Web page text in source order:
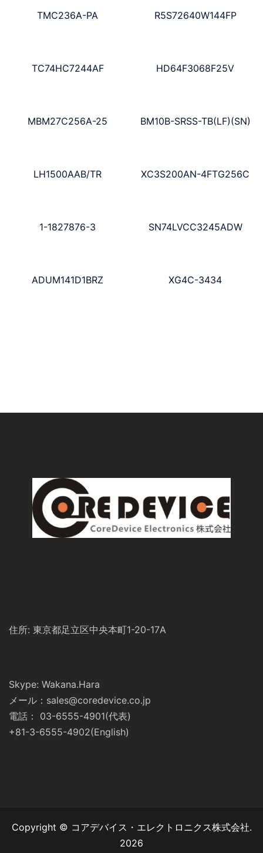
TMC236A-PA R5S72640W144FP
TC74HC7244AF HD64F3068F25V
MBM27C256A-25 BM10B-SRSS-TB(LF)(SN)
LH1500AAB/TR XC3S200AN-4FTG256C
1-1827876-3 SN74LVCC3245ADW
ADUM141D1BRZ XG4C-3434
住所: 東京都足立区中央本町1-20-17A
Skype: Wakana.Hara
メール：sales@coredevice.co.jp
電話： 03-6555-4901(代表)
+81-3-6555-4902(English)
Copyright © コアデバイス・エレクトロニクス株式会社.
2026